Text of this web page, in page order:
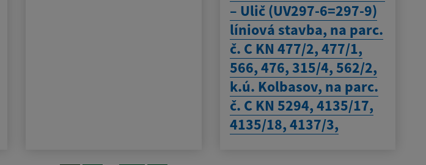
– Ulič (UV297-6=297-9)
líniová stavba, na parc.
č. C KN 477/2, 477/1,
566, 476, 315/4, 562/2,
k.ú. Kolbasov, na parc.
č. C KN 5294, 4135/17,
4135/18, 4137/3,